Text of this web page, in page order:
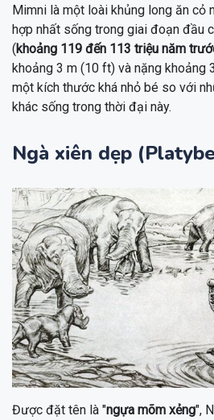
Mimni là một loài khủng long ăn cỏ
hợp nhất sống trong giai đoạn đầu
(khoảng 119 đến 113 triệu năm
khoảng 3 m (10 ft) và nặng khoảng
một kích thước khá nhỏ bé so với
khác sống trong thời đại này.
Ngà xiên dẹp
Được đặt tên là "ngựa mõm xẻng",